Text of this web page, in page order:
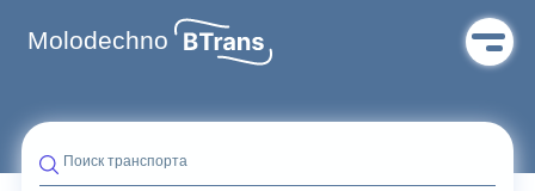
Molodechno
Поиск транспорта